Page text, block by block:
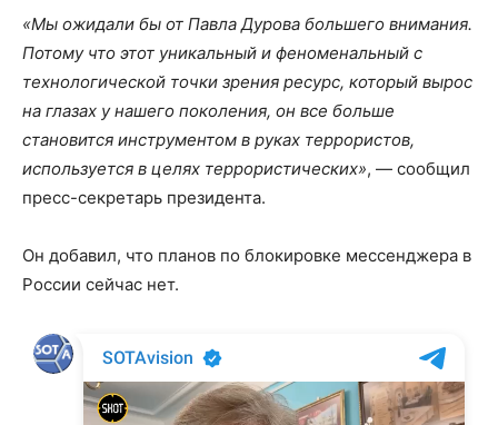
«Мы ожидали бы от Павла Дурова большего внимания.
Потому что этот уникальный и феноменальный с
технологической точки зрения ресурс, который вырос
на глазах у нашего поколения, он все больше
становится инструментом в руках террористов,
используется в целях террористических», — сообщил
пресс-секретарь президента.
Он добавил, что планов по блокировке мессенджера в
России сейчас нет.